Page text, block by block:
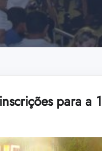
para a